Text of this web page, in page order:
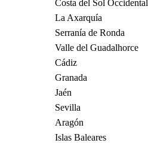
Costa del Sol Occidental
La Axarquía
Serranía de Ronda
Valle del Guadalhorce
Cádiz
Granada
Jaén
Sevilla
Aragón
Islas Baleares